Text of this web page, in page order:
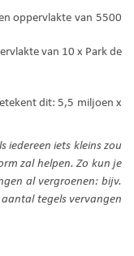
oppervlakte van 5500
van 10 x Park de
dit: 5,5 miljoen x
iedereen iets kleins zou
zal helpen. Zo kun je
al vergroenen: bijv.
tegels vervangen